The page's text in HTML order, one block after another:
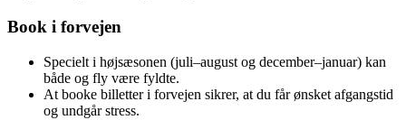
Book i forvejen
Specielt i højsæsonen (juli–august og december–januar) kan
både og fly være fyldte.
At booke billetter i forvejen sikrer, at du får ønsket afgangstid
og undgår stress.